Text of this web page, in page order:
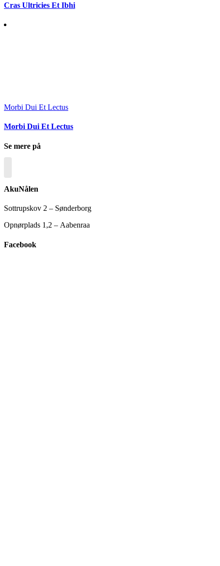
Cras Ultricies Et Ibhi
Morbi Dui Et Lectus
Morbi Dui Et Lectus
Se mere på
AkuNålen
Sottrupskov 2 – Sønderborg
Opnørplads 1,2 – Aabenraa
Facebook